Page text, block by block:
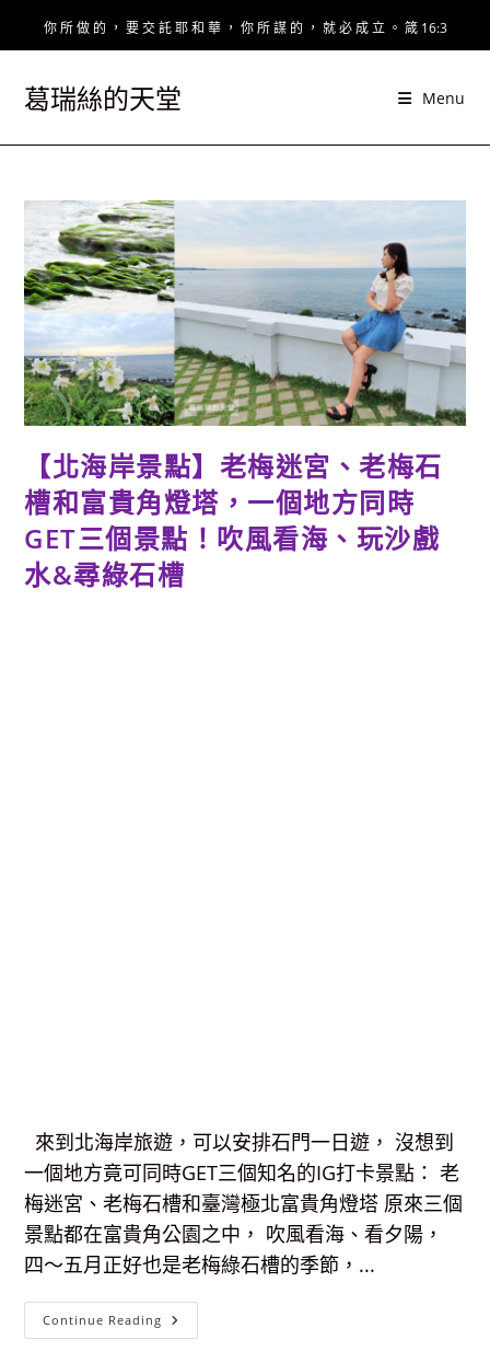
你 所 做 的 ， 要 交 託 耶 和 華 ， 你 所 謀 的 ， 就 必 成 立 。 箴 16:3
葛瑞絲的天堂 Menu
【北海岸景點】老梅迷宮、老梅石
槽和富貴角燈塔，一個地方同時
GET三個景點！吹風看海、玩沙戲
水&尋綠石槽
來到北海岸旅遊，可以安排石門一日遊， 沒想到
一個地方竟可同時GET三個知名的IG打卡景點： 老
梅迷宮、老梅石槽和臺灣極北富貴角燈塔 原來三個
景點都在富貴角公園之中， 吹風看海、看夕陽，
四～五月正好也是老梅綠石槽的季節，...
Continue Reading 【北
海